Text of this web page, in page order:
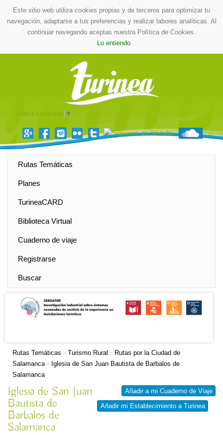
Este sitio web utiliza cookies propias y de terceros para optimizar tu
navegación, adaptarse a tus preferencias y realizar labores analíticas. Al
continuar navegando aceptas nuestra Política de Cookies.
Lo entiendo
▼
Rutas Temáticas
Planes
TurineaCARD
Biblioteca Virtual
Cuaderno de viaje
Registrarse
Buscar
Rutas Temáticas » Turismo Rural » Rutas por la Ciudad de
Salamanca» Iglesia de San Juan Bautista de Barbalos de
Salamanca
Añadir a mi Cuaderno de Viaje
Añadir mi Establecimiento a Turinea
Iglesia de San Juan
Bautista de
Barbalos de
Salamanca